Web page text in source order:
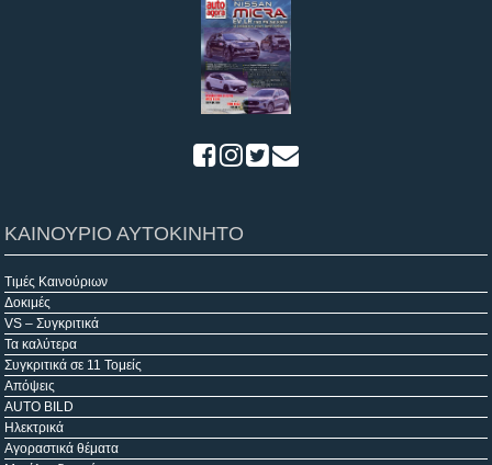
ΚΑΙΝΟΥΡΙΟ ΑΥΤΟΚΙΝΗΤΟ
Τιμές Καινούριων
Δοκιμές
VS – Συγκριτικά
Τα καλύτερα
Συγκριτικά σε 11 Τομείς
Απόψεις
AUTO BILD
Ηλεκτρικά
Αγοραστικά θέματα